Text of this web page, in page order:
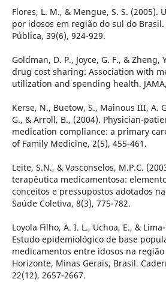
Flores, L. M., & Mengue, S. S. (2005).
por idosos em região do sul do Brasil.
Pública, 39(6), 924-929.
Goldman, D. P., Joyce, G. F., & Zheng,
drug cost sharing: Association with
utilization and spending health.
Kerse, N., Buetow, S., Mainous III, A.
G., & Arroll, B., (2004). Physician-
medication compliance: a primary
of Family Medicine, 2(5), 455-461.
Leite, S.N., & Vasconselos, M.P.C.
terapêutica medicamentosa:
conceitos e pressupostos adotados
Saúde Coletiva, 8(3), 775-782.
Loyola Filho, A. I. L., Uchoa, E., &
Estudo epidemiológico de base
medicamentos entre idosos na
Horizonte, Minas Gerais, Brasil.
22(12), 2657-2667.